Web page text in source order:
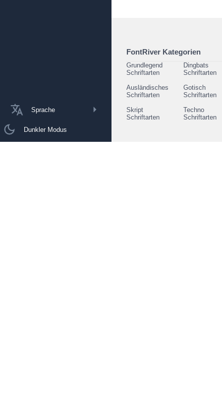
Sprache
Dunkler Modus
FontRiver Kategorien
Grundlegend
Schriftarten
Dingbats
Schriftarten
Ausländisches
Schriftarten
Gotisch
Schriftarten
Skript
Schriftarten
Techno
Schriftarten